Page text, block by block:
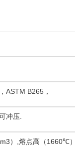
，ASTM B265，
冲压
） 熔点高（1660℃